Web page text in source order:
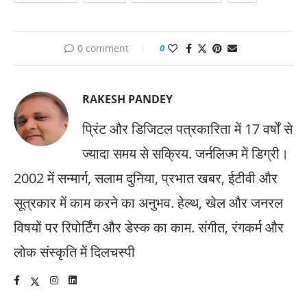
0 comment 0
RAKESH PANDEY
प्रिंट और डिजिटल पत्रकारिता में 17 वर्षों से
ज्यादा समय से सक्रिय. जर्नलिज्म में डिग्री।
2002 में सन्मार्ग, सलाम दुनिया, प्रभात खबर, ईटीवी और
सूत्रकार में काम करने का अनुभव. हेल्थ, खेल और जनरल
विषयों पर रिपोर्टिंग और डेस्क का काम. संगीत, रंगकर्म और
लोक संस्कृति में दिलचस्पी